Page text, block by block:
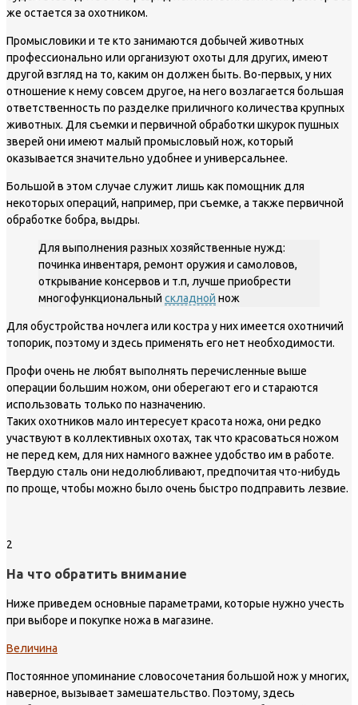
же остается за охотником.
Промысловики и те кто занимаются добычей животных
профессионально или организуют охоты для других, имеют
другой взгляд на то, каким он должен быть. Во-первых, у них
отношение к нему совсем другое, на него возлагается большая
ответственность по разделке приличного количества крупных
животных. Для съемки и первичной обработки шкурок пушных
зверей они имеют малый промысловый нож, который
оказывается значительно удобнее и универсальнее.
Большой в этом случае служит лишь как помощник для
некоторых операций, например, при съемке, а также первичной
обработке бобра, выдры.
Для выполнения разных хозяйственные нужд:
починка инвентаря, ремонт оружия и самоловов,
открывание консервов и т.п, лучше приобрести
многофункциональный складной нож
Для обустройства ночлега или костра у них имеется охотничий
топорик, поэтому и здесь применять его нет необходимости.
Профи очень не любят выполнять перечисленные выше
операции большим ножом, они оберегают его и стараются
использовать только по назначению.
Таких охотников мало интересует красота ножа, они редко
участвуют в коллективных охотах, так что красоваться ножом
не перед кем, для них намного важнее удобство им в работе.
Твердую сталь они недолюбливают, предпочитая что-нибудь
по проще, чтобы можно было очень быстро подправить лезвие.
2
На что обратить внимание
Ниже приведем основные параметрами, которые нужно учесть
при выборе и покупке ножа в магазине.
Величина
Постоянное упоминание словосочетания большой нож у многих,
наверное, вызывает замешательство. Поэтому, здесь